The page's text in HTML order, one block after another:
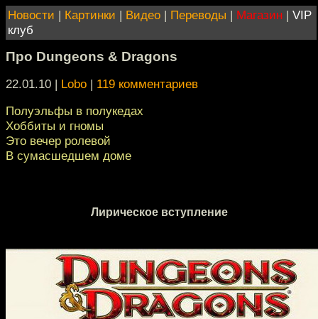
Новости | Картинки | Видео | Переводы | Магазин | VIP
клуб
Про Dungeons & Dragons
22.01.10 | Lobo | 119 комментариев
Полуэльфы в полукедах
Хоббиты и гномы
Это вечер ролевой
В сумасшедшем доме
Лирическое вступление